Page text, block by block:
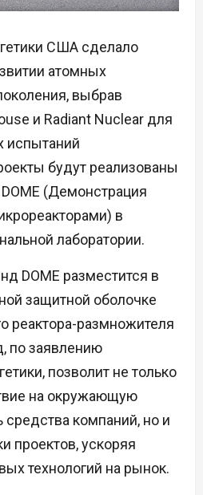
США сделало
атомных
выбрав
и Radiant Nuclear для
испытаний
будут реализованы
(Демонстрация
в
лаборатории.
DOME разместится в
защитной оболочке
реактора-размножителя
по заявлению
позволит не только
на окружающую
компаний, но и
проектов, ускоряя
технологий на рынок.